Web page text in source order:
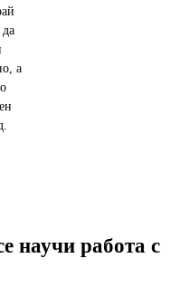
да
а
научи работа с